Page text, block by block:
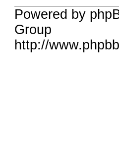
Powered by
Group
http://